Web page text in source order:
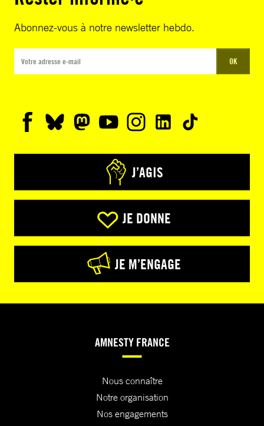
Abonnez-vous à notre newsletter hebdo.
OK
J’AGIS
JE DONNE
JE M’ENGAGE
AMNESTY FRANCE
Nous connaître
Notre organisation
Nos engagements